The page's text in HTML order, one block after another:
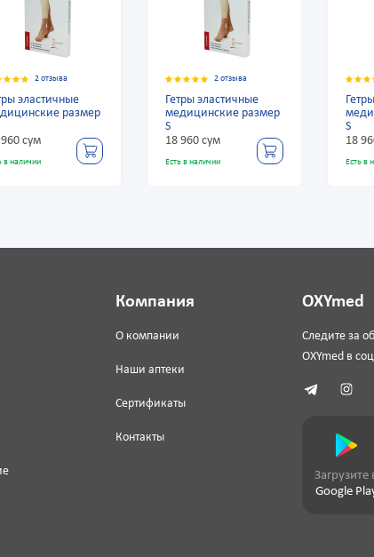
2 отзыва
эластичные
размер
сум
в наличии
2 отзыва
Гетры эластичные
медицинские размер
S
18 960 сум
Есть в наличии
S
18
Есть в
Компания
О компании
Наши аптеки
Сертификаты
Контакты
OXYmed
Следите за
OXYmed в
Загрузите
Google